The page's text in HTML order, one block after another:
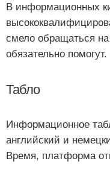
В информационных
смело обращаться
обязательно помогут.
Табло
Информационное
английский и
Время, платформа